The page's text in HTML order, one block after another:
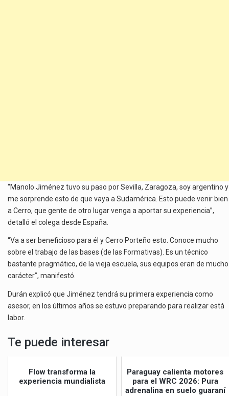
“Manolo Jiménez tuvo su paso por Sevilla, Zaragoza, soy argentino y
me sorprende esto de que vaya a Sudamérica. Esto puede venir bien
a Cerro, que gente de otro lugar venga a aportar su experiencia”,
detalló el colega desde España.
“Va a ser beneficioso para él y Cerro Porteño esto. Conoce mucho
sobre el trabajo de las bases (de las Formativas). Es un técnico
bastante pragmático, de la vieja escuela, sus equipos eran de mucho
carácter”, manifestó.
Durán explicó que Jiménez tendrá su primera experiencia como
asesor, en los últimos años se estuvo preparando para realizar está
labor.
Te puede interesar
Flow transforma la
experiencia mundialista
Paraguay calienta motores
para el WRC 2026: Pura
adrenalina en suelo guaraní